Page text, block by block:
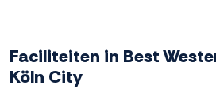
Faciliteiten in Best
Köln City